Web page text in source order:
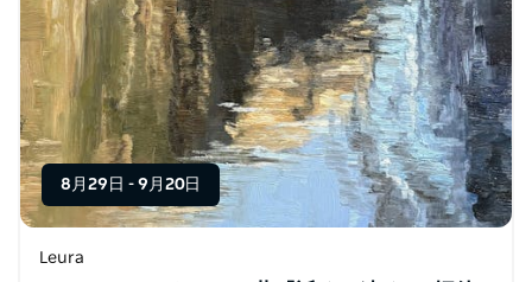
8月29日 - 9月20日
Leura